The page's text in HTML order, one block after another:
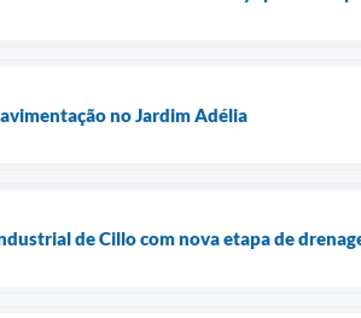
no Jardim Adélia
de Cillo com nova etapa de